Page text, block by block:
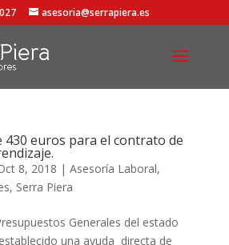
asesoria@serrapiera.es
430 euros para el contrato de
8, 2018 | Asesoría Laboral,
, Serra Piera
Generales del estado
una ayuda directa de